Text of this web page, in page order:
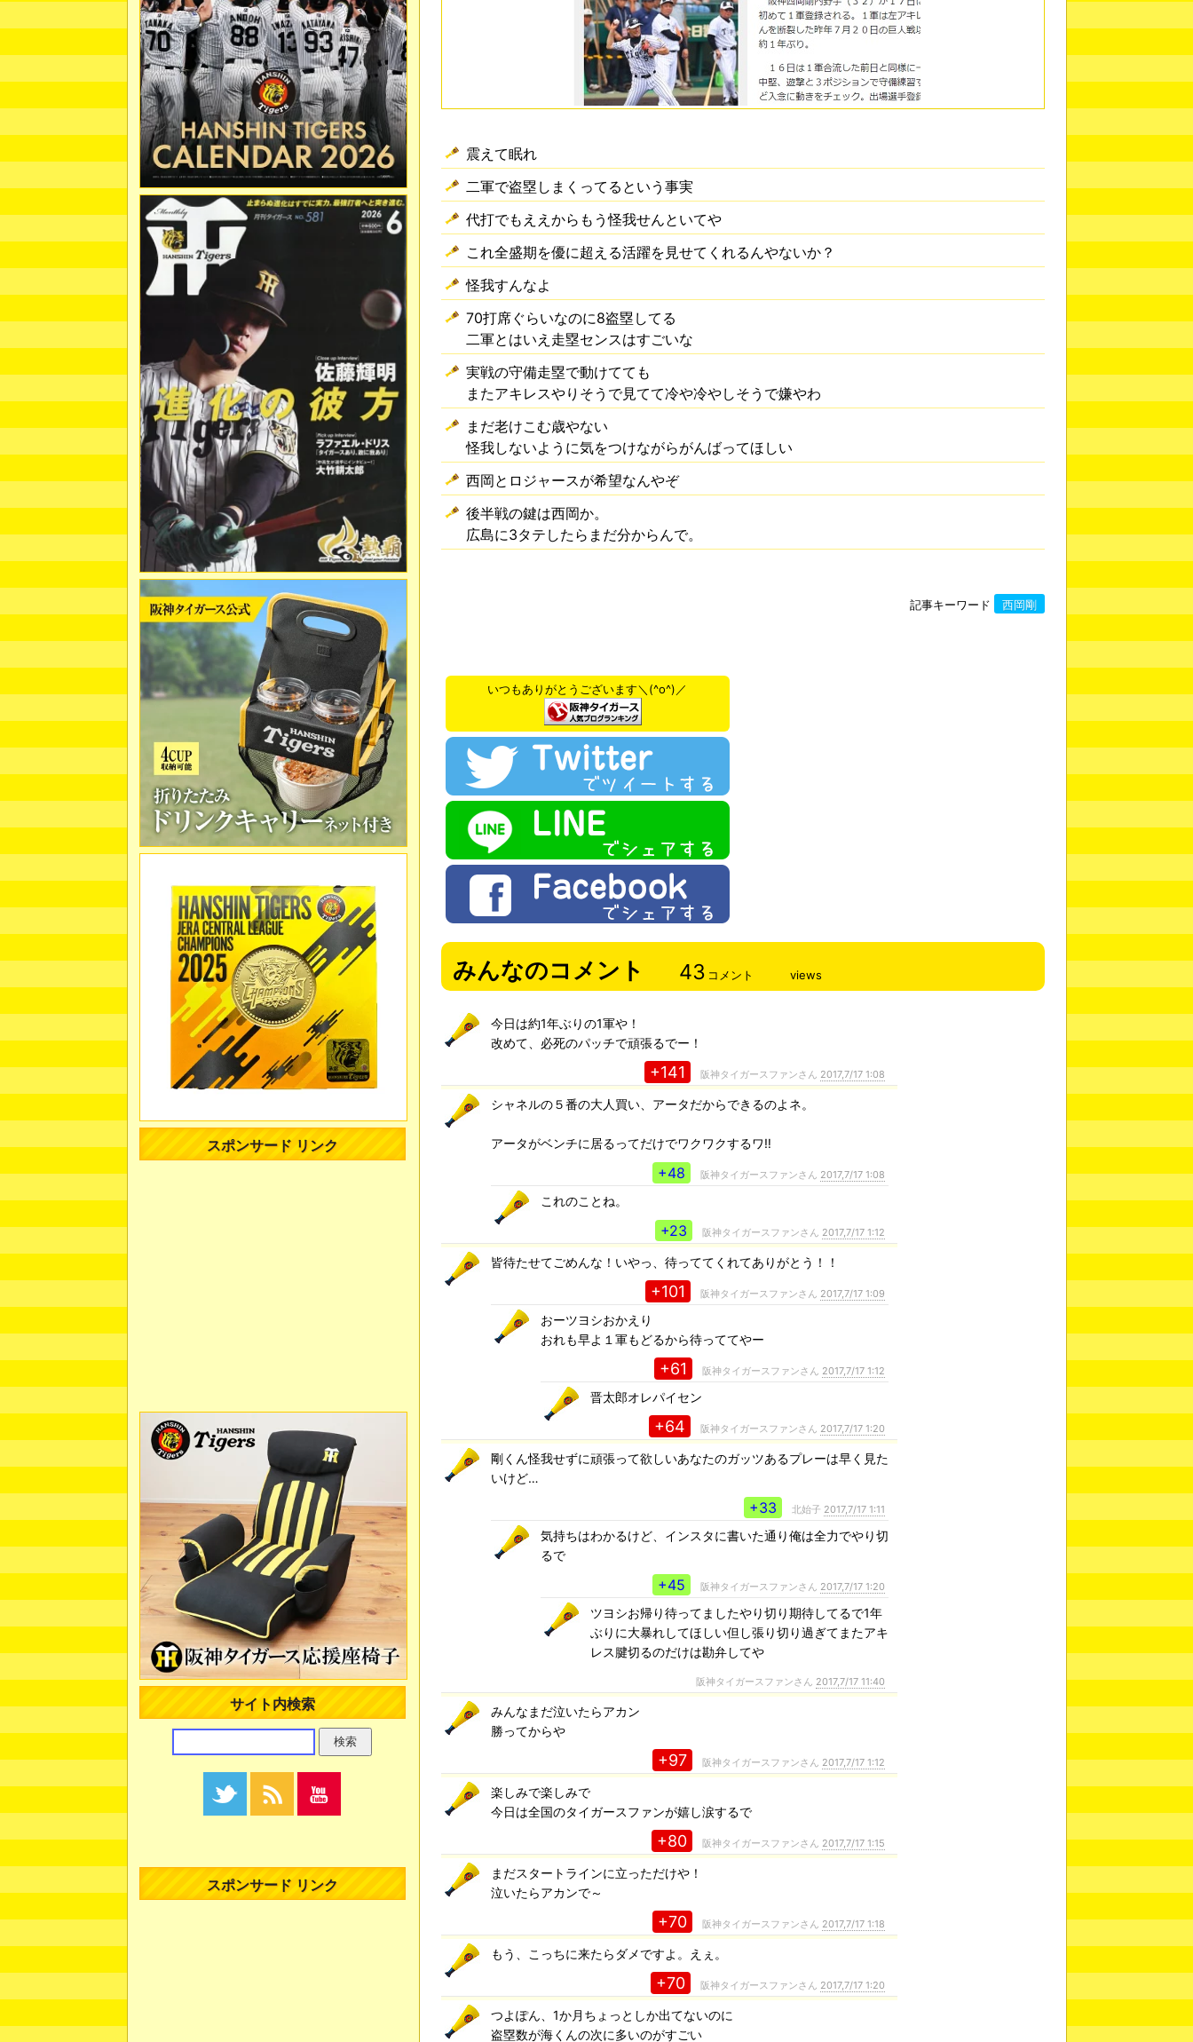
震えて眠れ
二軍で盗塁しまくってるという事実
代打でもええからもう怪我せんといてや
これ全盛期を優に超える活躍を見せてくれるんやないか？
怪我すんなよ
70打席ぐらいなのに8盗塁してる
二軍とはいえ走塁センスはすごいな
実戦の守備走塁で動けてても
またアキレスやりそうで見てて冷や冷やしそうで嫌やわ
まだ老けこむ歳やない
怪我しないように気をつけながらがんばってほしい
西岡とロジャースが希望なんやぞ
後半戦の鍵は西岡か。
広島に3タテしたらまだ分からんで。
記事キーワード 西岡剛
いつもありがとうございます＼(^o^)／
みんなのコメント 43 コメント views
今日は約1年ぶりの1軍や！
改めて、必死のパッチで頑張るでー！
+141 阪神タイガースファンさん 2017,7/17 1:08
シャネルの５番の大人買い、アータだからできるのよネ。
アータがベンチに居るってだけでワクワクするワ‼
+48 阪神タイガースファンさん 2017,7/17 1:08
これのことね。
+23 阪神タイガースファンさん 2017,7/17 1:12
皆待たせてごめんな！いやっ、待っててくれてありがとう！！
+101 阪神タイガースファンさん 2017,7/17 1:09
おーツヨシおかえり
おれも早よ１軍もどるから待っててやー
+61 阪神タイガースファンさん 2017,7/17 1:12
晋太郎オレパイセン
+64 阪神タイガースファンさん 2017,7/17 1:20
剛くん怪我せずに頑張って欲しいあなたのガッツあるプレーは早く見た
いけど…
+33 北始子 2017,7/17 1:11
気持ちはわかるけど、インスタに書いた通り俺は全力でやり切
るで
+45 阪神タイガースファンさん 2017,7/17 1:20
ツヨシお帰り待ってましたやり切り期待してるで1年
ぶりに大暴れしてほしい但し張り切り過ぎてまたアキ
レス腱切るのだけは勘弁してや
阪神タイガースファンさん 2017,7/17 11:40
みんなまだ泣いたらアカン
勝ってからや
+97 阪神タイガースファンさん 2017,7/17 1:12
楽しみで楽しみで
今日は全国のタイガースファンが嬉し涙するで
+80 阪神タイガースファンさん 2017,7/17 1:15
まだスタートラインに立っただけや！
泣いたらアカンで～
+70 阪神タイガースファンさん 2017,7/17 1:18
もう、こっちに来たらダメですよ。えぇ。
+70 阪神タイガースファンさん 2017,7/17 1:20
つよぽん、1か月ちょっとしか出てないのに
盗塁数が海くんの次に多いのがすごい
スポンサード リンク
サイト内検索
スポンサード リンク